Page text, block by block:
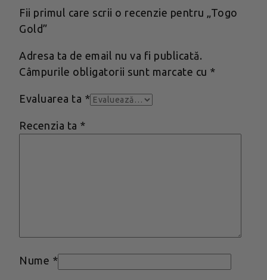
Fii primul care scrii o recenzie pentru „Togo
Gold”
Adresa ta de email nu va fi publicată.
Câmpurile obligatorii sunt marcate cu *
Evaluarea ta *
Recenzia ta *
Nume *